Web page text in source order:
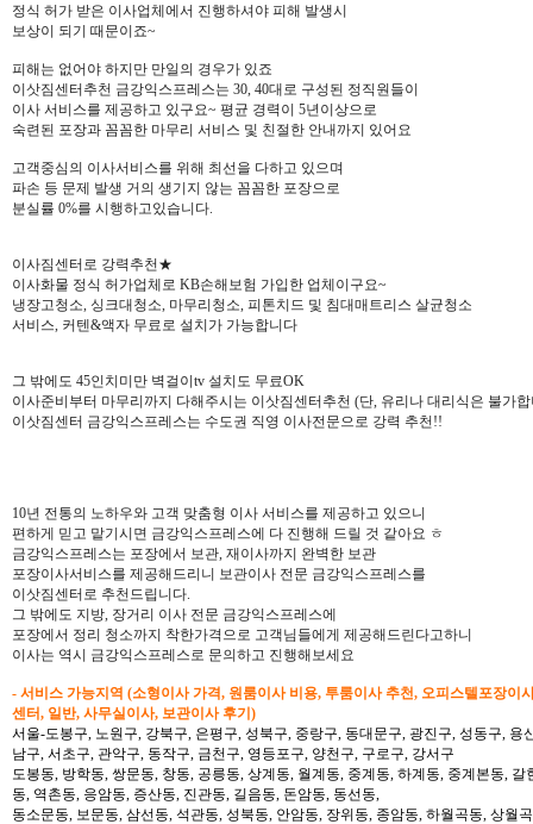
정식 허가 받은 이사업체에서 진행하셔야 피해 발생시
보상이 되기 때문이죠~
피해는 없어야 하지만 만일의 경우가 있죠
이삿짐센터추천 금강익스프레스는 30, 40대로 구성된 정직원들이
이사 서비스를 제공하고 있구요~ 평균 경력이 5년이상으로
숙련된 포장과 꼼꼼한 마무리 서비스 및 친절한 안내까지 있어요
고객중심의 이사서비스를 위해 최선을 다하고 있으며
파손 등 문제 발생 거의 생기지 않는 꼼꼼한 포장으로
분실률 0%를 시행하고있습니다.
이사짐센터로 강력추천★
이사화물 정식 허가업체로 KB손해보험 가입한 업체이구요~
냉장고청소, 싱크대청소, 마무리청소, 피톤치드 및 침대매트리스 살균청소
서비스, 커텐&액자 무료로 설치가 가능합니다
그 밖에도 45인치미만 벽걸이tv 설치도 무료OK
이사준비부터 마무리까지 다해주시는 이삿짐센터추천 (단, 유리나 대리식은 불가
이삿짐센터 금강익스프레스는 수도권 직영 이사전문으로 강력 추천!!
10년 전통의 노하우와 고객 맞춤형 이사 서비스를 제공하고 있으니
편하게 믿고 맡기시면 금강익스프레스에 다 진행해 드릴 것 같아요 ㅎ
금강익스프레스는 포장에서 보관, 재이사까지 완벽한 보관
포장이사서비스를 제공해드리니 보관이사 전문 금강익스프레스를
이삿짐센터로 추천드립니다.
그 밖에도 지방, 장거리 이사 전문 금강익스프레스에
포장에서 정리 청소까지 착한가격으로 고객님들에게 제공해드린다고하니
이사는 역시 금강익스프레스로 문의하고 진행해보세요
- 서비스 가능지역 (소형이사 가격, 원룸이사 비용, 투룸이사 추천, 오피스텔포장이
센터, 일반, 사무실이사, 보관이사 후기)
서울-도봉구, 노원구, 강북구, 은평구, 성북구, 중랑구, 동대문구, 광진구, 성동구,
남구, 서초구, 관악구, 동작구, 금천구, 영등포구, 양천구, 구로구, 강서구
도봉동, 방학동, 쌍문동, 창동, 공릉동, 상계동, 월계동, 중계동, 하계동, 중계본동,
동, 역촌동, 응암동, 증산동, 진관동, 길음동, 돈암동, 동선동,
동소문동, 보문동, 삼선동, 석관동, 성북동, 안암동, 장위동, 종암동, 하월곡동, 상월